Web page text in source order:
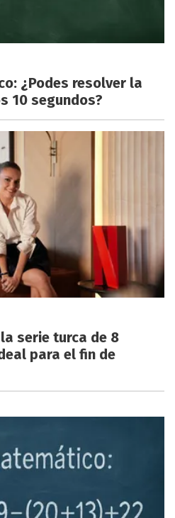
¿Podes resolver la
10 segundos?
serie turca de 8
para el fin de